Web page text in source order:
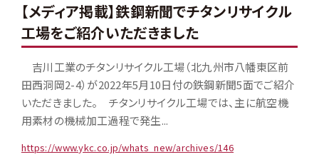
【メディア掲載】鉄鋼新聞でチタンリサイクル
工場をご紹介いただきました
吉川工業のチタンリサイクル工場（北九州市八幡東区前
田西洞岡2-4）が2022年5月10日付の鉄鋼新聞5面でご紹介
いただきました。 チタンリサイクル工場では、主に航空機
用素材の機械加工過程で発生...
https://www.ykc.co.jp/whats_new/archives/146